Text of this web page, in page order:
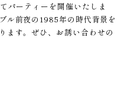
パーティーを開催いたしま
ル前夜の1985年の時代背景を
ます。ぜひ、お誘い合わせの